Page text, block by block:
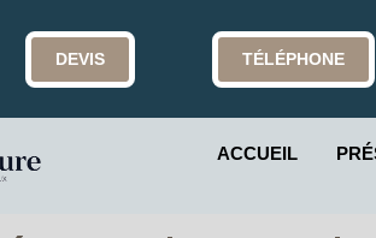
DEVIS TÉLÉPHONE
ACCUEIL